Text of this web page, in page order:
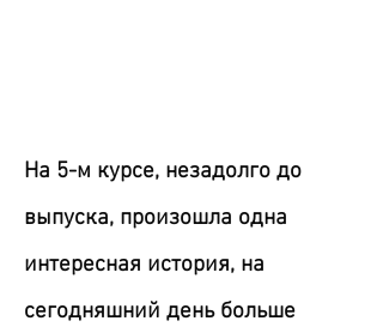
На 5-м курсе, незадолго до
выпуска, произошла одна
интересная история, на
сегодняшний день больше